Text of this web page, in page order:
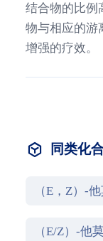
结合物的比例
物与相应的游
增强的疗效。
同类化
（E，Z）-
（E/Z）-他